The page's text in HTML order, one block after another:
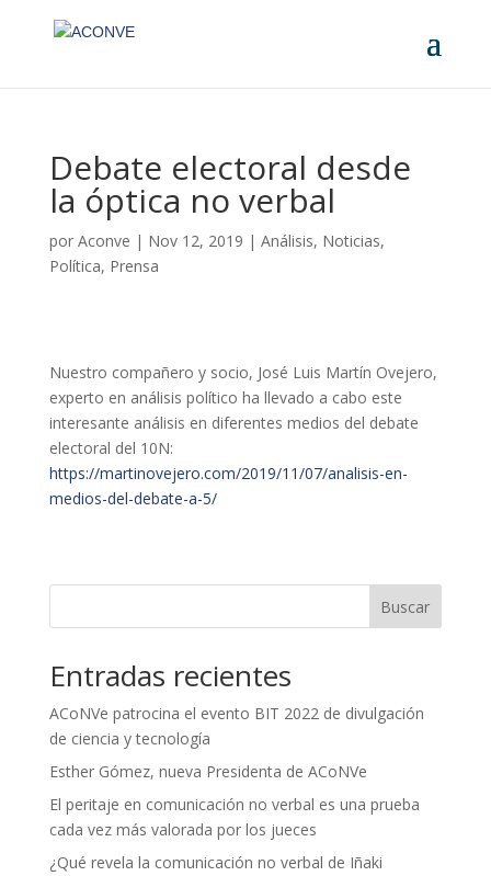
Debate electoral desde
la óptica no verbal
por Aconve | Nov 12, 2019 | Análisis, Noticias,
Política, Prensa
Nuestro compañero y socio, José Luis Martín Ovejero,
experto en análisis político ha llevado a cabo este
interesante análisis en diferentes medios del debate
electoral del 10N:
https://martinovejero.com/2019/11/07/analisis-en-
medios-del-debate-a-5/
Buscar
Entradas recientes
ACoNVe patrocina el evento BIT 2022 de divulgación
de ciencia y tecnología
Esther Gómez, nueva Presidenta de ACoNVe
El peritaje en comunicación no verbal es una prueba
cada vez más valorada por los jueces
¿Qué revela la comunicación no verbal de Iñaki